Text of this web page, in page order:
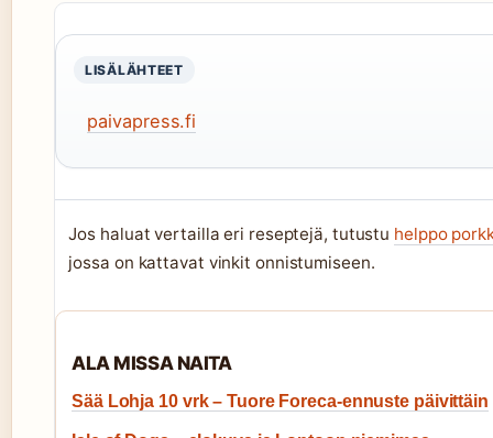
LISÄLÄHTEET
paivapress.fi
Jos haluat vertailla eri reseptejä, tutustu helppo
jossa on kattavat vinkit onnistumiseen.
ALA MISSA NAITA
Sää Lohja 10 vrk – Tuore Foreca-ennuste päivittäin